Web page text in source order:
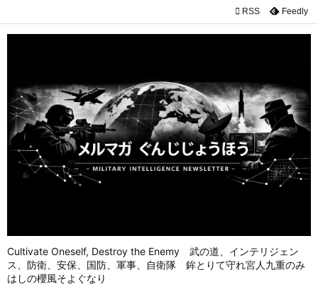
Cultivate Oneself, Destroy the Enemy 武の道、インテリジェン
ス、防衛、安保、国防、軍事、自衛隊 鉾とりて守れ宮人九重のみ
はしの櫻風そよぐなり


次へ

検索
 RSS Feedly